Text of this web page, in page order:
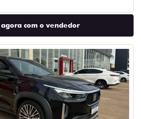
com o vendedor